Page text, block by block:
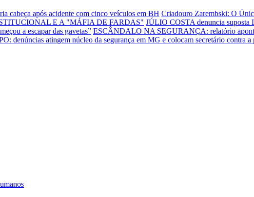
cabeça após acidente com cinco veículos em BH Criadouro Zarembski: O
E A "MÁFIA DE FARDAS" JÚLIO COSTA denuncia suposta
a escapar das gavetas” ESCÂNDALO NA SEGURANÇA: relatório
denúncias atingem núcleo da segurança em MG e colocam secretário contra a